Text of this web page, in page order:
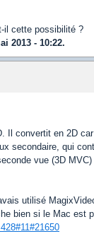
il cette possibilité ?
2013 - 10:22.
Il convertit en 2D
secondaire, qui
vue (3D
utilisé
bien si le Mac est